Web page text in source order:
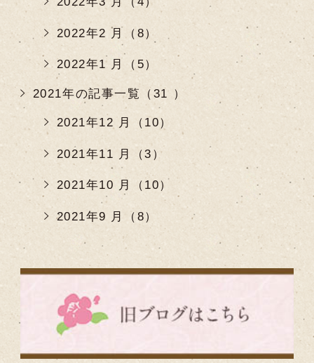
2022年2 月（8）
2022年1 月（5）
2021年の記事一覧（31 ）
2021年12 月（10）
2021年11 月（3）
2021年10 月（10）
2021年9 月（8）